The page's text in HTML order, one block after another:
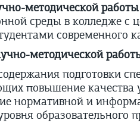
методической работы
среды в колледже с
современного
методической
подготовки
повышение качества
нормативной и
образовательного